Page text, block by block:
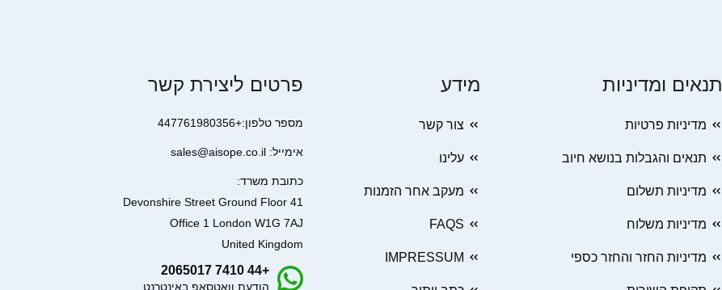
תנאים ומדיניות
מדיניות פרטיות
תנאים והגבלות בנושא חיוב
מדיניות תשלום
מדיניות משלוח
מדיניות החזר והחזר כספי
מידע
צור קשר
עלינו
מעקב אחר הזמנות
FAQS
IMPRESSUM
פרטים ליצירת קשר
מספר טלפון:+447761980356
אימייל: sales@aisope.co.il
כתובת משרד:
41 Devonshire Street Ground Floor
Office 1 London W1G 7AJ
United Kingdom
+44 7410 2065017
הודעת וואטסאפ באינטרנט